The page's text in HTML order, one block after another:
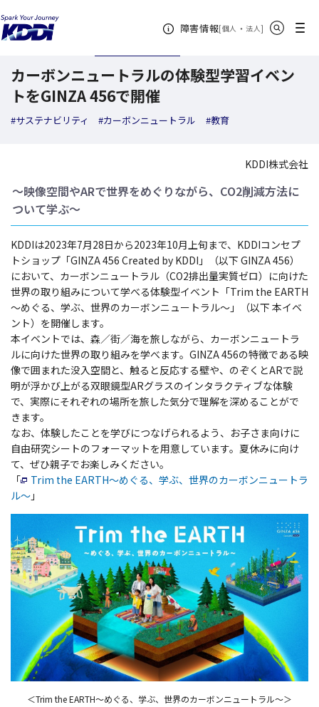
障害情報[個人 ・ 法人新規ウィンドウ
]
メニュー
カーボンニュートラルの体験型学習イベン
トをGINZA 456で開催
#サステナビリティ #カーボンニュートラル #教育
KDDI株式会社
～映像空間やARで世界をめぐりながら、CO2削減方法に
ついて学ぶ～
KDDIは2023年7月28日から2023年10月上旬まで、KDDIコンセプ
トショップ「GINZA 456 Created by KDDI」（以下 GINZA 456）
において、カーボンニュートラル（CO2排出量実質ゼロ）に向けた
世界の取り組みについて学べる体験型イベント「Trim the EARTH
～めぐる、学ぶ、世界のカーボンニュートラル～」（以下 本イベ
ント）を開催します。
本イベントでは、森／街／海を旅しながら、カーボンニュートラ
ルに向けた世界の取り組みを学べます。GINZA 456の特徴である映
像で囲まれた没入空間と、触ると反応する壁や、のぞくとARで説
明が浮かび上がる双眼鏡型ARグラスのインタラクティブな体験
で、実際にそれぞれの場所を旅した気分で理解を深めることがで
きます。
なお、体験したことを学びにつなげられるよう、お子さま向けに
自由研究シートのフォーマットを用意しています。夏休みに向け
て、ぜひ親子でお楽しみください。
「
Trim the EARTH～めぐる、学ぶ、世界のカーボンニュートラ
ル～ 」
＜Trim the EARTH～めぐる、学ぶ、世界のカーボンニュートラル～＞